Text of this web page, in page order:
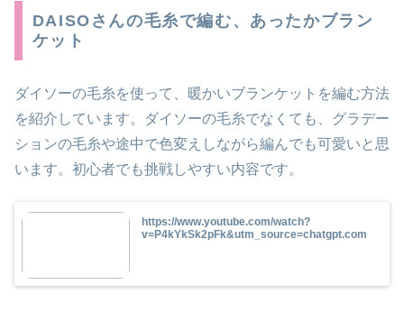
DAISOさんの毛糸で編む、あったかブラン
ケット
ダイソーの毛糸を使って、暖かいブランケットを編む方法
を紹介しています。ダイソーの毛糸でなくても、グラデー
ションの毛糸や途中で色変えしながら編んでも可愛いと思
います。 初心者でも挑戦しやすい内容です。
https://www.youtube.com/watch?
v=P4kYkSk2pFk&utm_source=chatgpt.com